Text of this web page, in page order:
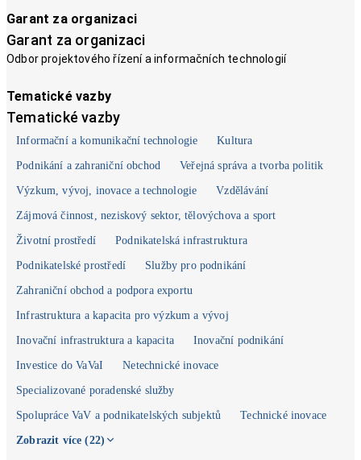
Garant za organizaci
Garant za organizaci
Odbor projektového řízení a informačních technologií
Tematické vazby
Tematické vazby
Informační a komunikační technologie Kultura
Podnikání a zahraniční obchod Veřejná správa a tvorba politik
Výzkum, vývoj, inovace a technologie Vzdělávání
Zájmová činnost, neziskový sektor, tělovýchova a sport
Životní prostředí Podnikatelská infrastruktura
Podnikatelské prostředí Služby pro podnikání
Zahraniční obchod a podpora exportu
Infrastruktura a kapacita pro výzkum a vývoj
Inovační infrastruktura a kapacita Inovační podnikání
Investice do VaVaI Netechnické inovace
Specializované poradenské služby
Spolupráce VaV a podnikatelských subjektů Technické inovace
Zobrazit více (22)